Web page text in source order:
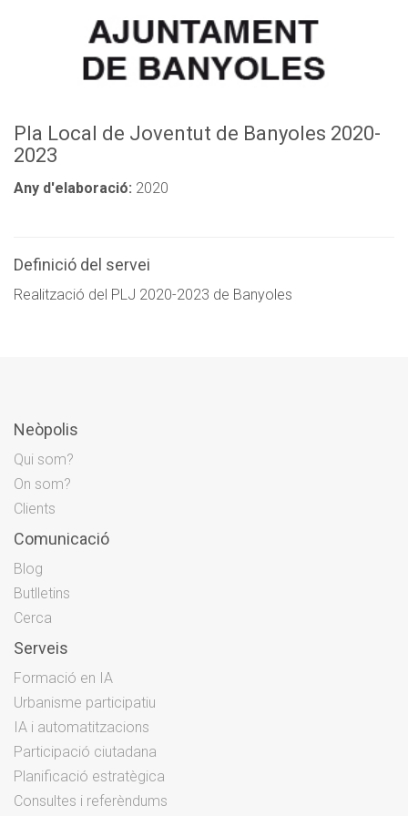
Pla Local de Joventut de Banyoles 2020-
2023
Any d'elaboració: 2020
Definició del servei
Realització del PLJ 2020-2023 de Banyoles
Neòpolis
Qui som?
On som?
Clients
Comunicació
Blog
Butlletins
Cerca
Serveis
Formació en IA
Urbanisme participatiu
IA i automatitzacions
Participació ciutadana
Planificació estratègica
Consultes i referèndums